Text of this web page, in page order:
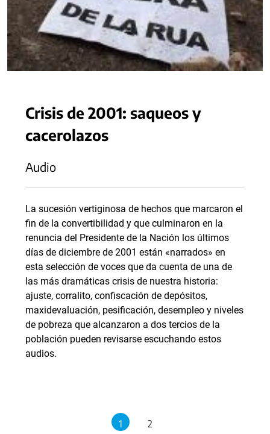
Crisis de 2001: saqueos y
cacerolazos
Audio
La sucesión vertiginosa de hechos que marcaron el
fin de la convertibilidad y que culminaron en la
renuncia del Presidente de la Nación los últimos
días de diciembre de 2001 están «narrados» en
esta selección de voces que da cuenta de una de
las más dramáticas crisis de nuestra historia:
ajuste, corralito, confiscación de depósitos,
maxidevaluación, pesificación, desempleo y niveles
de pobreza que alcanzaron a dos tercios de la
población pueden revisarse escuchando estos
audios.
1
2